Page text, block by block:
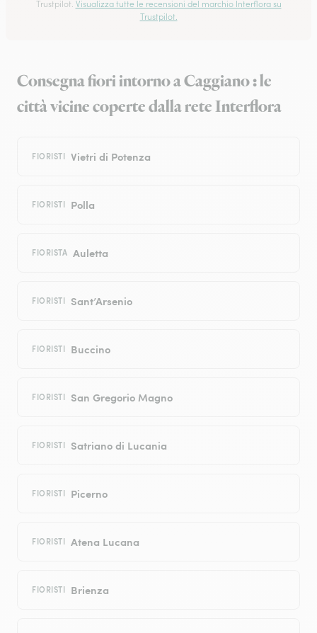
Trustpilot. Visualizza tutte le recensioni del marchio Interflora su
Trustpilot.
Consegna fiori intorno a Caggiano : le
città vicine coperte dalla rete Interflora
FIORISTI Vietri di Potenza
FIORISTI Polla
FIORISTA Auletta
FIORISTI Sant’Arsenio
FIORISTI Buccino
FIORISTI San Gregorio Magno
FIORISTI Satriano di Lucania
FIORISTI Picerno
FIORISTI Atena Lucana
FIORISTI Brienza